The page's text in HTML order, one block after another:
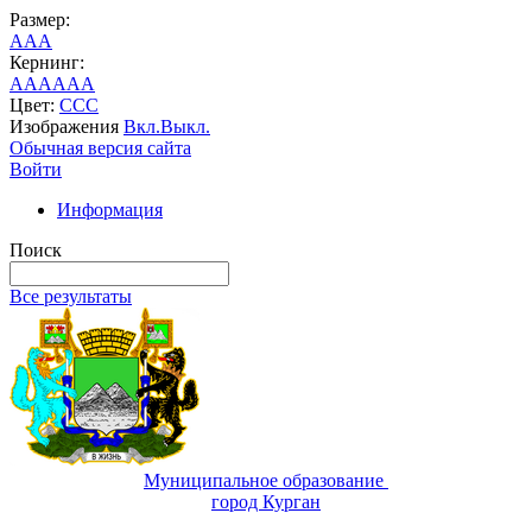
Размер:
AAA
Кернинг:
AAAAAA
Цвет: CCC
Изображения Вкл.Выкл.
Обычная версия сайта
Войти
Информация
Поиск
Все результаты
Муниципальное образование
город Курган